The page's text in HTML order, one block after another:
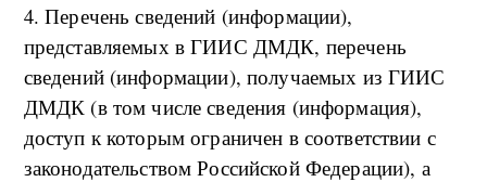
4. Перечень сведений (информации),
представляемых в ГИИС ДМДК, перечень
сведений (информации), получаемых из ГИИС
ДМДК (в том числе сведения (информация),
доступ к которым ограничен в соответствии с
законодательством Российской Федерации), а